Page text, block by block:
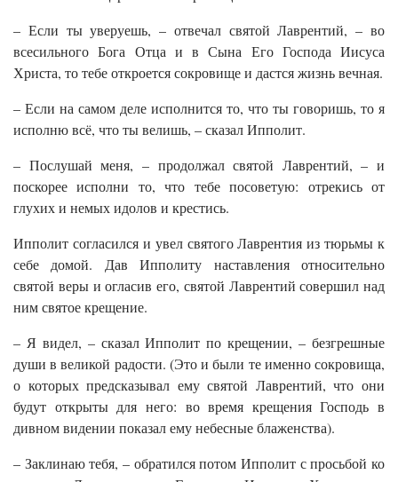
– Если ты уверуешь, – отвечал святой Лаврентий, – во
всесильного Бога Отца и в Сына Его Господа Иисуса
Христа, то тебе откроется сокровище и дастся жизнь вечная.
– Если на самом деле исполнится то, что ты говоришь, то я
исполню всё, что ты велишь, – сказал Ипполит.
– Послушай меня, – продолжал святой Лаврентий, – и
поскорее исполни то, что тебе посоветую: отрекись от
глухих и немых идолов и крестись.
Ипполит согласился и увел святого Лаврентия из тюрьмы к
себе домой. Дав Ипполиту наставления относительно
святой веры и огласив его, святой Лаврентий совершил над
ним святое крещение.
– Я видел, – сказал Ипполит по крещении, – безгрешные
души в великой радости. (Это и были те именно сокровища,
о которых предсказывал ему святой Лаврентий, что они
будут открыты для него: во время крещения Господь в
дивном видении показал ему небесные блаженства).
– Заклинаю тебя, – обратился потом Ипполит с просьбой ко